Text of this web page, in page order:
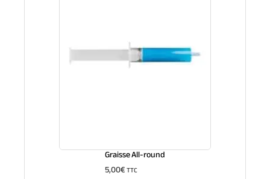
Graisse All-round
5,00€TTC